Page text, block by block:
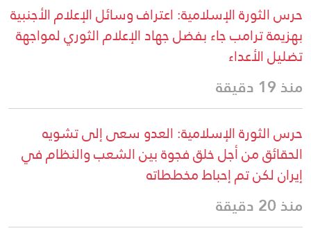
حرس الثورة الإسلامية: اعتراف وسائل الإعلام الأجنبية
بهزيمة ترامب جاء بفضل جهاد الإعلام الثوري لمواجهة
تضليل الأعداء
منذ 19 دقيقة
حرس الثورة الإسلامية: العدو سعى إلى تشويه
الحقائق من أجل خلق فجوة بين الشعب والنظام في
إيران لكن تم إحباط مخططاته
منذ 20 دقيقة